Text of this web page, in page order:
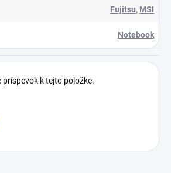
Fujitsu, MSI
Notebook
príspevok k tejto položke.